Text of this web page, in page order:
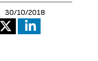
30/10/2018